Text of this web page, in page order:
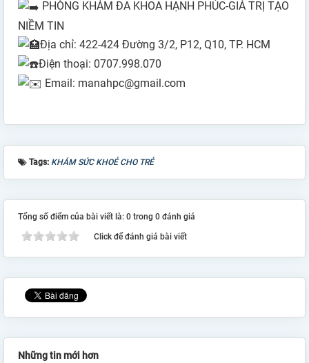
PHÒNG KHÁM ĐA KHOA HẠNH PHÚC-GIÁ TRỊ TẠO
NIỀM TIN
Địa chỉ: 422-424 Đường 3/2, P12, Q10, TP. HCM
Điện thoại: 0707.998.070
Email: manahpc@gmail.com
Tags: KHÁM SỨC KHOẺ CHO TRẺ
Tổng số điểm của bài viết là: 0 trong 0 đánh giá
Click để đánh giá bài viết
Những tin mới hơn